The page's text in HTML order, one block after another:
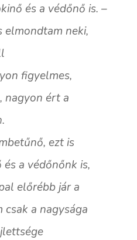
és a védőnő is. –
elmondtam neki,
figyelmes,
nagyon ért a
ezt is
a védőnőnk is,
előrébb jár a
a nagysága